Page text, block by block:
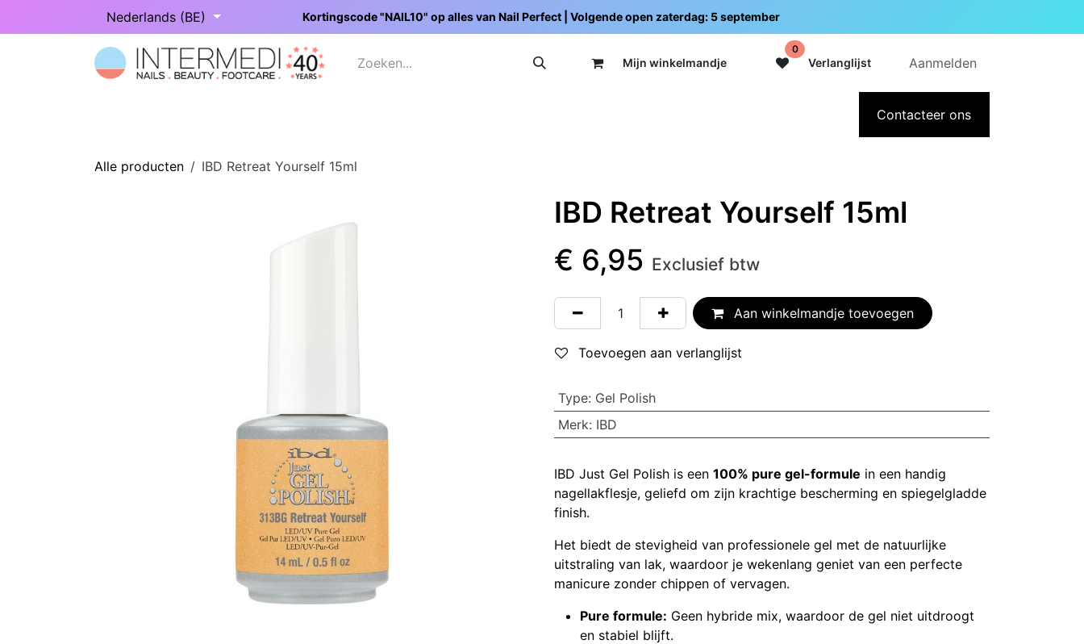
Overslaan naar inhoudNederlands (BE) Kortingscode "NAIL10" op alles van Nail Perfect | Volgende open zaterdag: 5 september
Mijn winkelmandje
0
Verlanglijst Aanmelden
Over IntermediContacteer ons
Alle producten IBD Retreat Yourself 15ml
IBD Retreat Yourself 15ml
IBD Just Gel Polish is een 100% pure gel-formule in een handig
nagellakflesje, geliefd om zijn krachtige bescherming en spiegelgladde
finish.
Het biedt de stevigheid van professionele gel met de natuurlijke
uitstraling van lak, waardoor je wekenlang geniet van een perfecte
manicure zonder chippen of vervagen.
Pure formule: Geen hybride mix, waardoor de gel niet uitdroogt
en stabiel blijft.
€ 6,95 Exclusief btw
Aan winkelmandje toevoegen
Toevoegen aan verlanglijst
Type: Gel Polish
Merk: IBD